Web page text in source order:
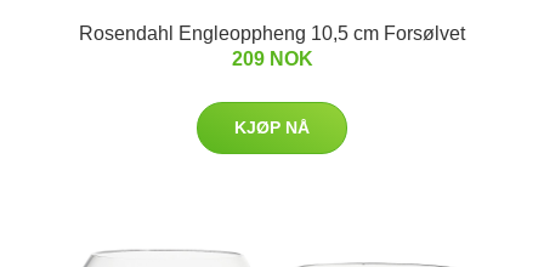
Rosendahl Engleoppheng 10,5 cm Forsølvet
209 NOK
KJØP NÅ